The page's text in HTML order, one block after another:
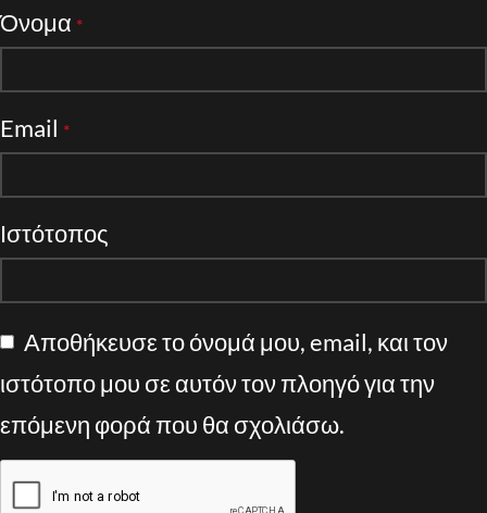
Όνομα *
Email *
Ιστότοπος
Αποθήκευσε το όνομά μου, email, και τον
ιστότοπο μου σε αυτόν τον πλοηγό για την
επόμενη φορά που θα σχολιάσω.